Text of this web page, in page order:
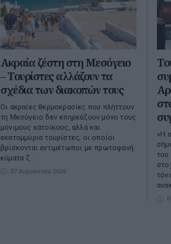
Ακραία ζέστη στη Μεσόγειο
– Τουρίστες αλλάζουν τα
σχέδια των διακοπών τους
Οι ακραίες θερμοκρασίες που πλήττουν
τη Μεσόγειο δεν επηρεάζουν μόνο τους
μόνιμους κατοίκους, αλλά και
εκατομμύρια τουρίστες, οι οποίοι
βρίσκονται αντιμέτωποι με πρωτοφανή
κύματα ζ...
07 Αυγούστου 2026
«Η
του